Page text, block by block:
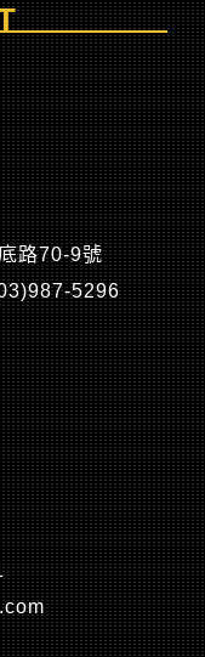
路70-9號
5296